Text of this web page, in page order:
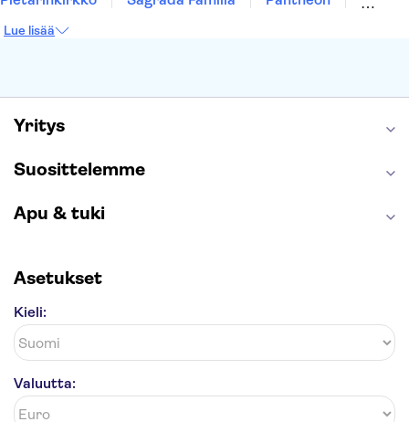
Keukenhof
Lue lisää
Yritys
Suosittelemme
Apu & tuki
Asetukset
Kieli:
Valuutta: